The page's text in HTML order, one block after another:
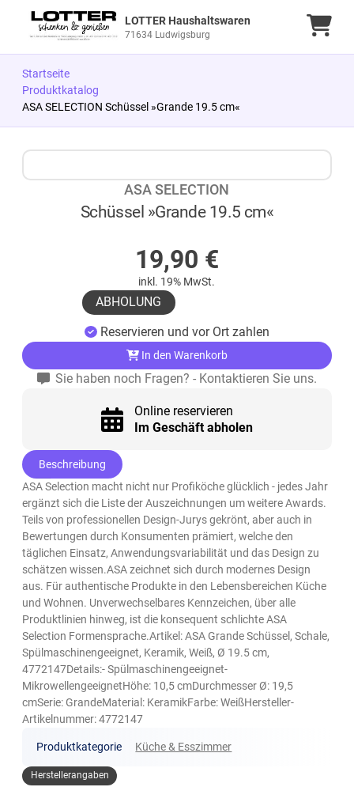
LOTTER Haushaltswaren
71634 Ludwigsburg
Startseite
Produktkatalog
ASA SELECTION Schüssel »Grande 19.5 cm«
ASA SELECTION
Schüssel »Grande 19.5 cm«
19,90 €
inkl. 19% MwSt.
ABHOLUNG
Reservieren und vor Ort zahlen
In den Warenkorb
Sie haben noch Fragen? - Kontaktieren Sie uns.
Online reservieren
Im Geschäft abholen
Beschreibung
ASA Selection macht nicht nur Profiköche glücklich - jedes Jahr
ergänzt sich die Liste der Auszeichnungen um weitere Awards.
Teils von professionellen Design-Jurys gekrönt, aber auch in
Bewertungen durch Konsumenten prämiert, welche den
täglichen Einsatz, Anwendungsvariabilität und das Design zu
schätzen wissen.ASA zeichnet sich durch modernes Design
aus. Für authentische Produkte in den Lebensbereichen Küche
und Wohnen. Unverwechselbares Kennzeichen, über alle
Produktlinien hinweg, ist die konsequent schlichte ASA
Selection Formensprache.Artikel: ASA Grande Schüssel, Schale,
Spülmaschinengeeignet, Keramik, Weiß, Ø 19.5 cm,
4772147Details:- Spülmaschinengeeignet-
MikrowellengeeignetHöhe: 10,5 cmDurchmesser Ø: 19,5
cmSerie: GrandeMaterial: KeramikFarbe: WeißHersteller-
Artikelnummer: 4772147
Produktkategorie Küche & Esszimmer
Herstellerangaben